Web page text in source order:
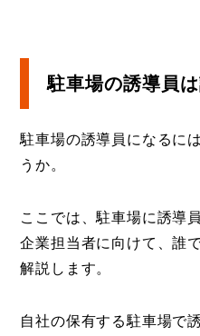
駐車場の誘導員
駐車場の誘導員になるに
うか。
ここでは、駐車場に誘導
企業担当者に向けて、誰
解説します。
自社の保有する駐車場で